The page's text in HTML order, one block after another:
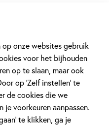
onze websites gebruik
voor het bijhouden
op te slaan, maar ook
op ‘Zelf instellen’ te
de cookies die we
voorkeuren aanpassen.
te klikken, ga je